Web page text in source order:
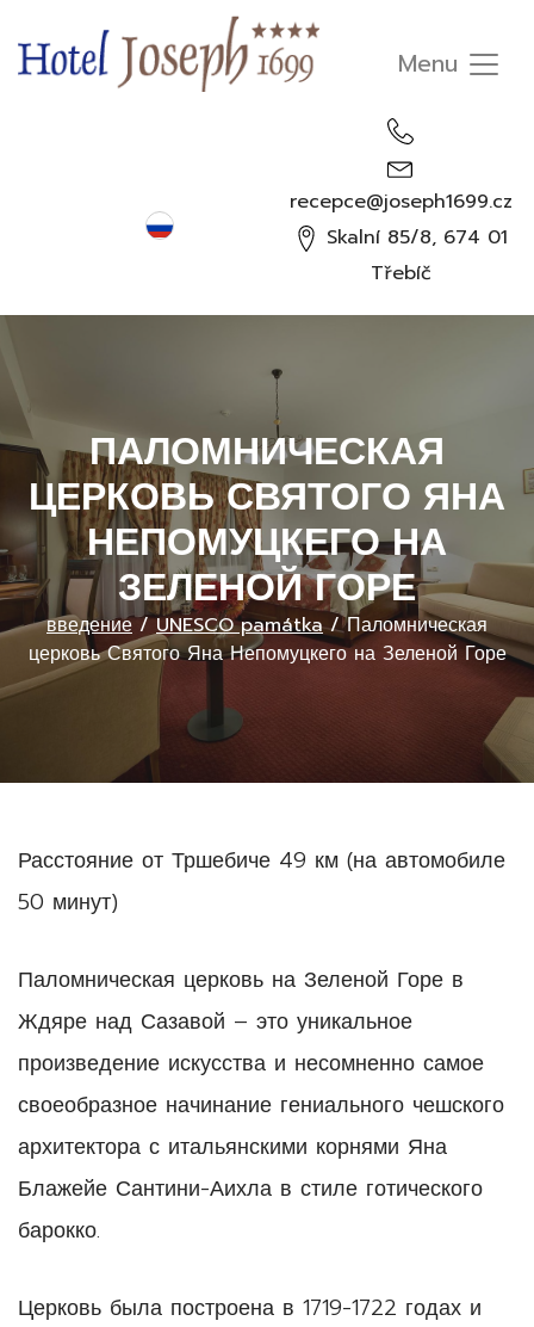
Русский
English
recepce@joseph1699.cz
Skalní 85/8, 674 01
Třebíč
ПАЛОМНИЧЕСКАЯ
ЦЕРКОВЬ СВЯТОГО ЯНА
НЕПОМУЦКЕГО НА
ЗЕЛЕНОЙ ГОРЕ
введение / UNESCO památka / Паломническая
церковь Святого Яна Непомуцкего на Зеленой Горе
Расстояние от Тршебиче 49 км (на автомобиле
50 минут)
Паломническая церковь на Зеленой Горе в
Ждяре над Сазавой – это уникальное
произведение искусства и несомненно самое
своеобразное начинание гениального чешского
архитектора с итальянскими корнями Яна
Блажейе Сантини-Аихла в стиле готического
барокко.
Церковь была построена в 1719-1722 годах и